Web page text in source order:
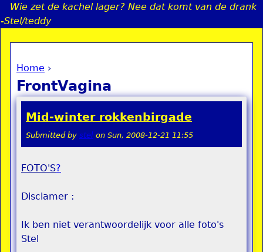
Jump to navigation
Wie zet de kachel lager? Nee dat komt van de drank
-Stel/teddy
You are here
Home ›
FrontVagina
Mid-winter rokkenbirgade
Submitted by stel on Sun, 2008-12-21 11:55
FOTO'S?
Disclamer :
Ik ben niet verantwoordelijk voor alle foto's
Stel